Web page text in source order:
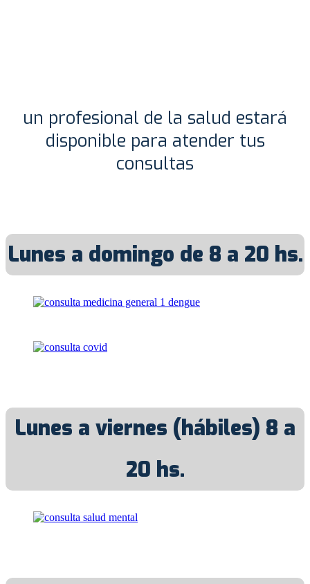
un profesional de la salud estará
disponible para atender tus
consultas
Lunes a domingo de 8 a 20 hs.
Lunes a viernes (hábiles) 8 a
20 hs.